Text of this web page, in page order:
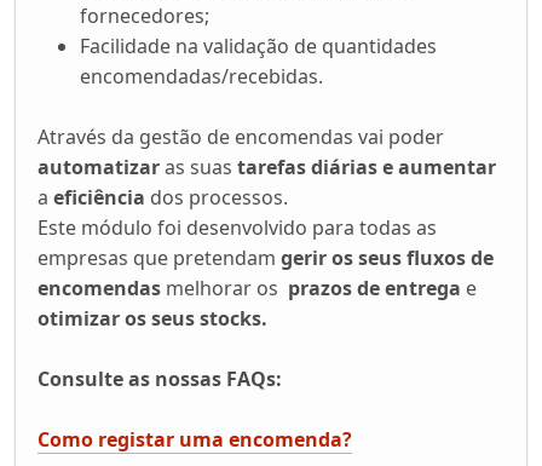
fornecedores;
Facilidade na validação de quantidades
encomendadas/recebidas.
Através da gestão de encomendas vai poder
automatizaras suas tarefas diárias e aumentar
a eficiência dos processos.
Este módulo foi desenvolvido para todas as
empresas que pretendam gerir os seus fluxos de
encomendas melhorar os prazos de entrega e
otimizar os seus stocks.
Consulte as nossas FAQs:
Como registar uma encomenda?